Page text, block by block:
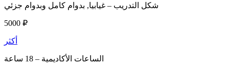
شكل التدريب – غيابيا, بدوام كامل وبدوام جزئي
5000 ₽
أكثر
الساعات الأكاديمية –